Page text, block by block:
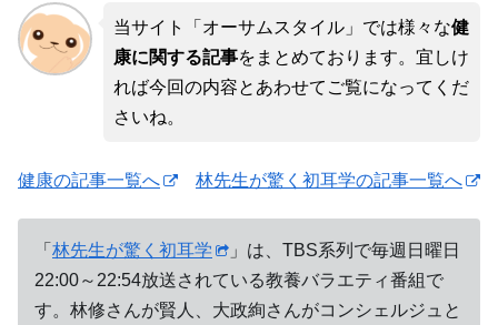
当サイト「オーサムスタイル」では様々な健
康に関する記事をまとめております。宜しけ
れば今回の内容とあわせてご覧になってくだ
さいね。
健康の記事一覧へ 林先生が驚く初耳学の記事一覧へ
「 林先生が驚く初耳学
」は、TBS系列で毎週日曜日
22:00～22:54放送されている教養バラエティ番組で
す。林修さんが賢人、大政絢さんがコンシェルジュと